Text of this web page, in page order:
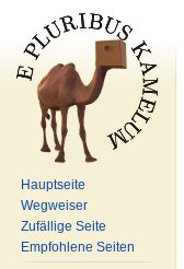
Hauptseite
Wegweiser
Zufällige Seite
Empfohlene Seiten